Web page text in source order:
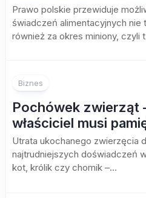
Prawo polskie przewiduje
świadczeń alimentacyjnych nie
również za okres miniony, czyli
Biznes
Pochówek zwierząt
właściciel musi
Utrata ukochanego zwierzęcia
najtrudniejszych doświadczeń
kot, królik czy chomik –...